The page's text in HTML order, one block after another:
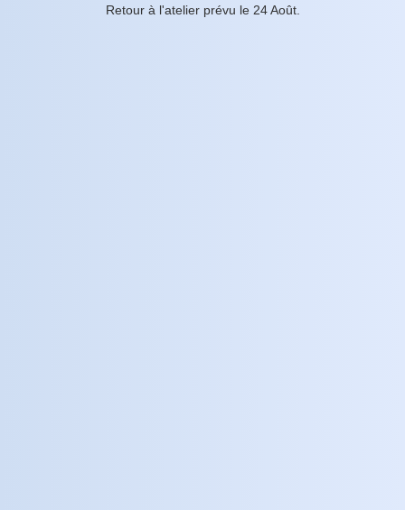
Retour à l'atelier prévu le 24 Août.